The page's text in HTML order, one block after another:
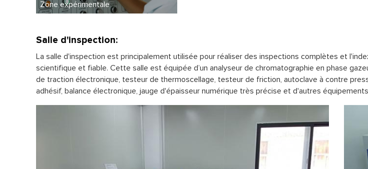
Zone expérimentale
Salle d'inspection:
La salle d'inspection est principalement utilisée pour réaliser des inspections complètes et
scientifique et fiable. Cette salle est équipée d’un analyseur de chromatographie en phase
de traction électronique, testeur de thermoscellage, testeur de friction, autoclave à contre
adhésif, balance électronique, jauge d'épaisseur numérique très précise et d'autres